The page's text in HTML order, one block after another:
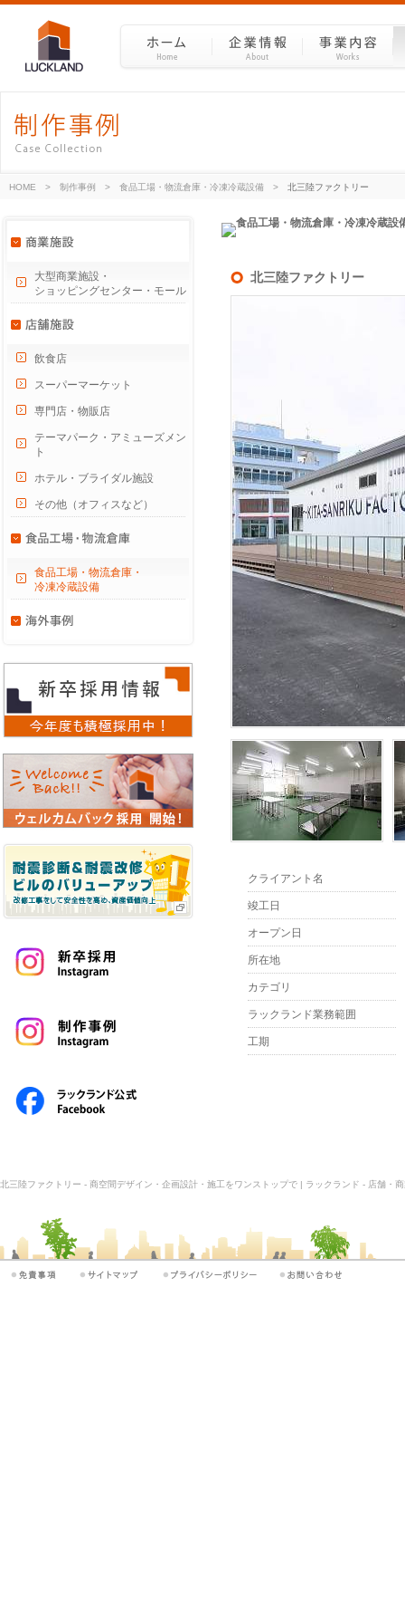
HOME > 制作事例 > 食品工場・物流倉庫・冷凍冷蔵設備 > 北三陸ファクトリー
北三陸ファクトリー
クライアント名
竣工日
オープン日
所在地
カテゴリ
ラックランド業務範囲
工期
大型商業施設・
ショッピングセンター・モール
飲食店
スーパーマーケット
専門店・物販店
テーマパーク・アミューズメン
ト
ホテル・ブライダル施設
その他（オフィスなど）
食品工場・物流倉庫・
冷凍冷蔵設備
北三陸ファクトリー - 商空間デザイン・企画設計・施工をワンストップで | ラックランド - 店舗・